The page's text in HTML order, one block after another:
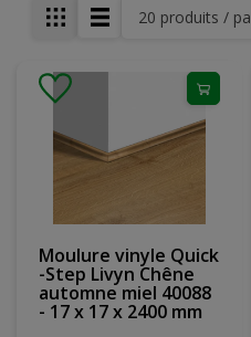
Moulure vinyle Quick
-Step Livyn Chêne
automne miel 40088
- 17 x 17 x 2400 mm